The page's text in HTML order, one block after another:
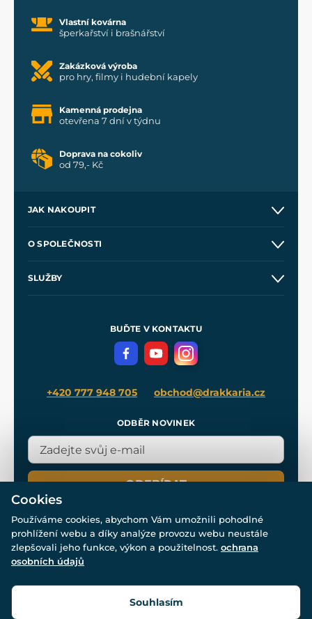
Vlastní kovárna
šperkařství i brašnářství
Zakázková výroba
pro hry, filmy i hudební kapely
Kamenná prodejna
otevřena 7 dní v týdnu
Doprava na cokoliv
od 79,- Kč
JAK NAKOUPIT
Velkoobchod
O SPOLEČNOSTI
SLUŽBY
Meče pro Kingdom Come
BUĎTE V KONTAKTU
+420 777 948 705 obchod@drakkaria.cz
ODBĚR NOVINEK
ODEBÍRAT
© Všechna práva vyhrazena. www.drakkaria.cz 2007-2026.
Cookies
Používáme cookies, abychom Vám umožnili pohodlné
prohlížení webu a díky analýze provozu webu neustále
zlepšovali jeho funkce, výkon a použitelnost. ochrana
osobních údajů
Souhlasím